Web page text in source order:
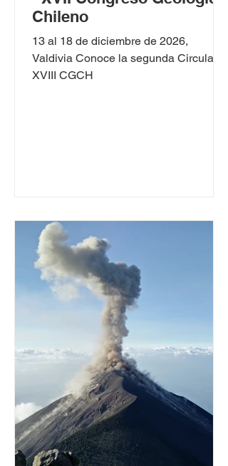
Chileno
13 al 18 de diciembre de 2026,
Valdivia Conoce la segunda Circular
XVIII CGCH